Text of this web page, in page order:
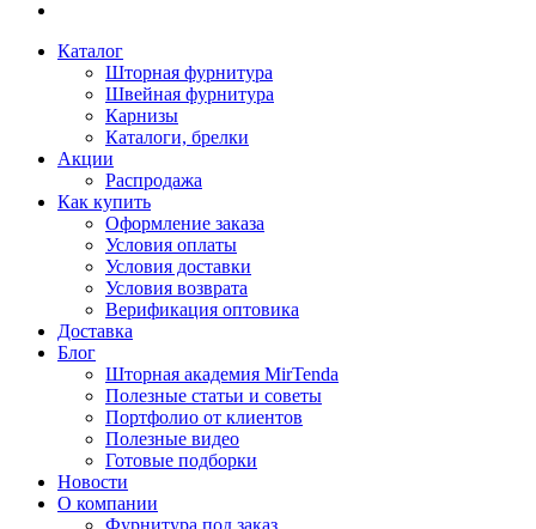
Каталог
Шторная фурнитура
Швейная фурнитура
Карнизы
Каталоги, брелки
Акции
Распродажа
Как купить
Оформление заказа
Условия оплаты
Условия доставки
Условия возврата
Верификация оптовика
Доставка
Блог
Шторная академия MirTenda
Полезные статьи и советы
Портфолио от клиентов
Полезные видео
Готовые подборки
Новости
О компании
Фурнитура под заказ